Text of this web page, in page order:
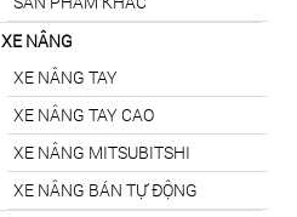
XE NÂNG
XE NÂNG TAY
XE NÂNG TAY CAO
XE NÂNG MITSUBITSHI
XE NÂNG BÁN TỰ ĐỘNG